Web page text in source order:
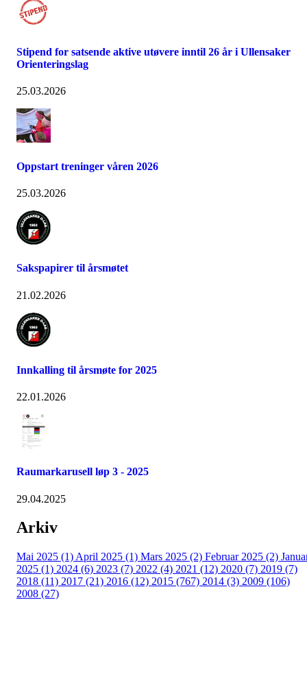
Stipend for satsende aktive utøvere inntil 26 år i Ullensaker
Orienteringslag
25.03.2026
Oppstart treninger våren 2026
25.03.2026
Sakspapirer til årsmøtet
21.02.2026
Innkalling til årsmøte for 2025
22.01.2026
Raumarkarusell løp 3 - 2025
29.04.2025
Arkiv
Mai 2025 (1) April 2025 (1) Mars 2025 (2) Februar 2025 (2)
2025 (1) 2024 (6) 2023 (7) 2022 (4) 2021 (12) 2020 (7) 2019 (7)
2018 (11) 2017 (21) 2016 (12) 2015 (767) 2014 (3) 2009 (106)
2008 (27)